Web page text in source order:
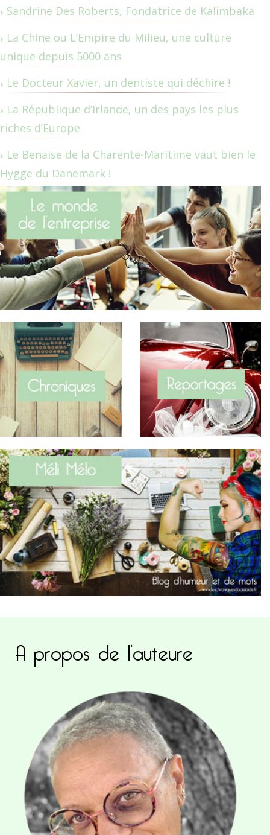
Sandrine Des Roberts, Fondatrice de Kalimbaka
La Chine ou L’Empire du Milieu, une culture
unique depuis 5000 ans
Le Docteur Xavier, un dentiste qui déchire !
La République d’Irlande, un des pays les plus
riches d’Europe
Le Benaise de la Charente-Maritime vaut bien le
Hygge du Danemark !
A propos de l’auteure